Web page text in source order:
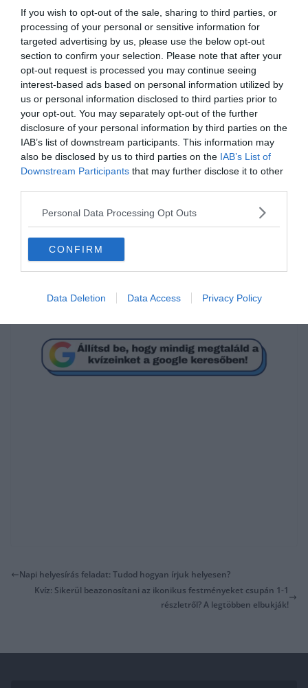
If you wish to opt-out of the sale, sharing to third parties, or
processing of your personal or sensitive information for
targeted advertising by us, please use the below opt-out
section to confirm your selection. Please note that after your
opt-out request is processed you may continue seeing
interest-based ads based on personal information utilized by
us or personal information disclosed to third parties prior to
your opt-out. You may separately opt-out of the further
disclosure of your personal information by third parties on the
IAB’s list of downstream participants. This information may
also be disclosed by us to third parties on the IAB’s List of
Downstream Participants that may further disclose it to other
Personal Data Processing Opt Outs
CONFIRM
Data Deletion Data Access Privacy Policy
Melyik film címét rejtik az
emojik?
Dalok szárnyán
La Bamba
Ének az esőben
Napi helyesírás feladat: Tudod hogyan írjuk helyesen?
Kvíz: Sikerül beazonosítani az ikonikus festményeket csupán 1-1
részletről? A legtöbben elbukják!